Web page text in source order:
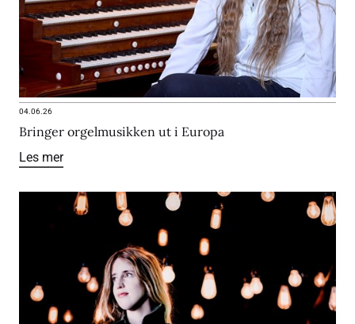
04.06.26
Bringer orgelmusikken ut i Europa
Les mer